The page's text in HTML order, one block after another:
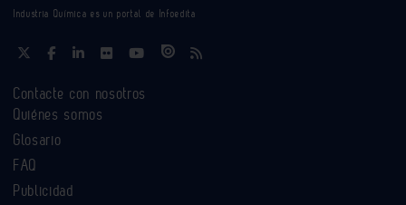
Industria Química es un portal de Infoedita
Contacte con nosotros
Quiénes somos
Glosario
FAQ
Publicidad